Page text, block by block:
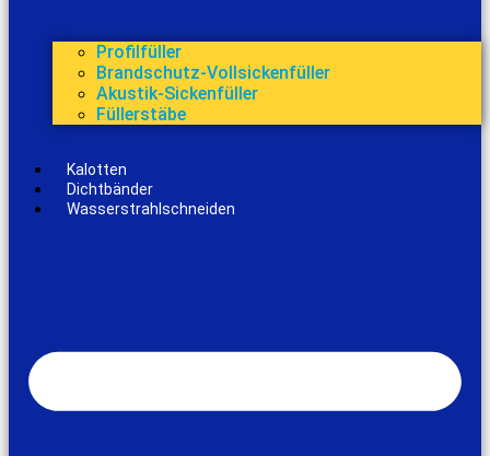
Profilfüller
Brandschutz-Vollsickenfüller
Akustik-Sickenfüller
Füllerstäbe
Kalotten
Dichtbänder
Wasserstrahlschneiden